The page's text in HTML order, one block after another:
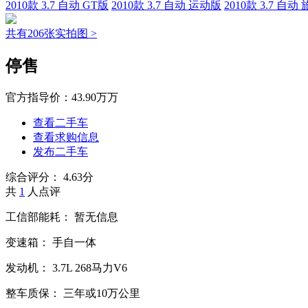
2010款 3.7 自动 GT版 2010款 3.7 自动 运动版 2010款 3.7 自动
共有206张实拍图 >
停售
官方指导价： 43.90万万
查看二手车
查看求购信息
发布二手车
综合评分：
4.63分
共 1 人点评
工信部能耗： 暂无信息
变速箱： 手自一体
发动机： 3.7L 268马力V6
整车质保： 三年或10万公里